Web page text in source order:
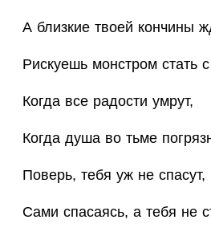
А близкие твоей кончины
Рискуешь монстром стать
Когда все радости умрут,
Когда душа во тьме
Поверь, тебя уж не спасут,
Сами спасаясь, а тебя не